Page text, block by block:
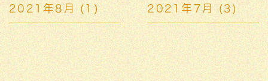
2021年8月 (1) 2021年7月 (3)